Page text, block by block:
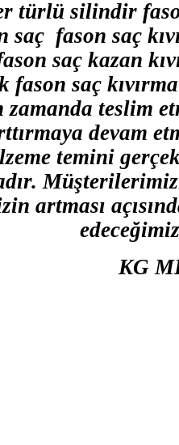
türlü silindir
saç fason saç
saç kazan
fason saç
teslim
devam
temini
artması
KG